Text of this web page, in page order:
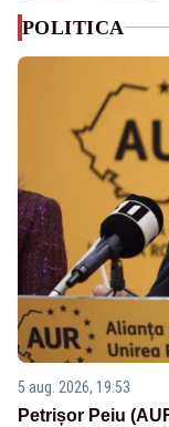
POLITICA
5 aug. 2026, 19:53
Petrișor Peiu